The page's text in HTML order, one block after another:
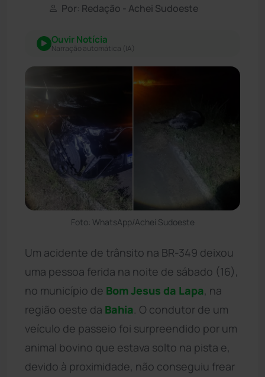
Por: Redação - Achei Sudoeste
Ouvir Notícia
Narração automática (IA)
Foto: WhatsApp/Achei Sudoeste
Um acidente de trânsito na BR-349 deixou
uma pessoa ferida na noite de sábado (16),
no município de Bom Jesus da Lapa, na
região oeste da Bahia . O condutor de um
veículo de passeio foi surpreendido por um
animal bovino que estava solto na pista e,
devido à proximidade, não conseguiu frear